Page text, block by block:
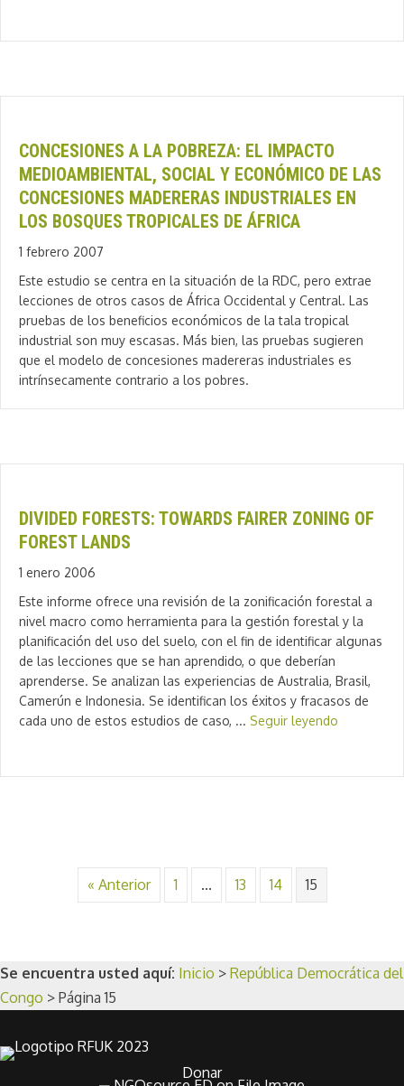
CONCESIONES A LA POBREZA: EL IMPACTO
MEDIOAMBIENTAL, SOCIAL Y ECONÓMICO DE LAS
CONCESIONES MADERERAS INDUSTRIALES EN
LOS BOSQUES TROPICALES DE ÁFRICA
1 febrero 2007
Este estudio se centra en la situación de la RDC, pero extrae
lecciones de otros casos de África Occidental y Central. Las
pruebas de los beneficios económicos de la tala tropical
industrial son muy escasas. Más bien, las pruebas sugieren
que el modelo de concesiones madereras industriales es
intrínsecamente contrario a los pobres.
DIVIDED FORESTS: TOWARDS FAIRER ZONING OF
FOREST LANDS
1 enero 2006
Este informe ofrece una revisión de la zonificación forestal a
nivel macro como herramienta para la gestión forestal y la
planificación del uso del suelo, con el fin de identificar algunas
de las lecciones que se han aprendido, o que deberían
aprenderse. Se analizan las experiencias de Australia, Brasil,
Camerún e Indonesia. Se identifican los éxitos y fracasos de
cada uno de estos estudios de caso, ... Seguir leyendo
« Anterior 1 ... 13 14 15
Se encuentra usted aquí: Inicio > República Democrática del
Congo > Página 15
Donar